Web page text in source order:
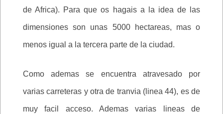
de Africa). Para que os hagais a la idea de las
dimensiones son unas 5000 hectareas, mas o
menos igual a la tercera parte de la ciudad.
Como ademas se encuentra atravesado por
varias carreteras y otra de tranvia (linea 44), es de
muy facil acceso. Ademas varias lineas de